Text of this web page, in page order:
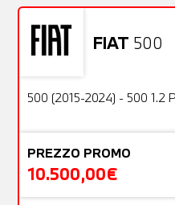
FIAT 500
Usato
500 (2015-2024) - 500 1.2
PREZZO PROMO
10.500,00€